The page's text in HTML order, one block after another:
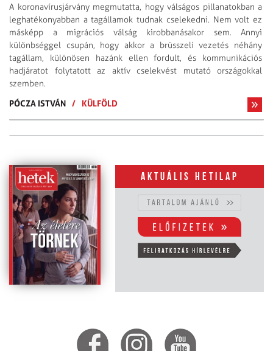
A koronavírusjárvány megmutatta, hogy válságos pillanatokban a
leghatékonyabban a tagállamok tudnak cselekedni. Nem volt ez
másképp a migrációs válság kirobbanásakor sem. Annyi
különbséggel csupán, hogy akkor a brüsszeli vezetés néhány
tagállam, különösen hazánk ellen fordult, és kommunikációs
hadjáratot folytatott az aktív cselekvést mutató országokkal
szemben.
PÓCZA ISTVÁN / KÜLFÖLD
Aktuális hetilap